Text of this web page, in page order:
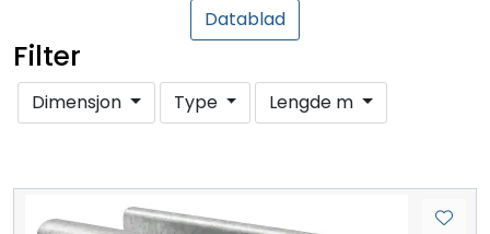
Datablad
Filter
Dimensjon Type Lengde m